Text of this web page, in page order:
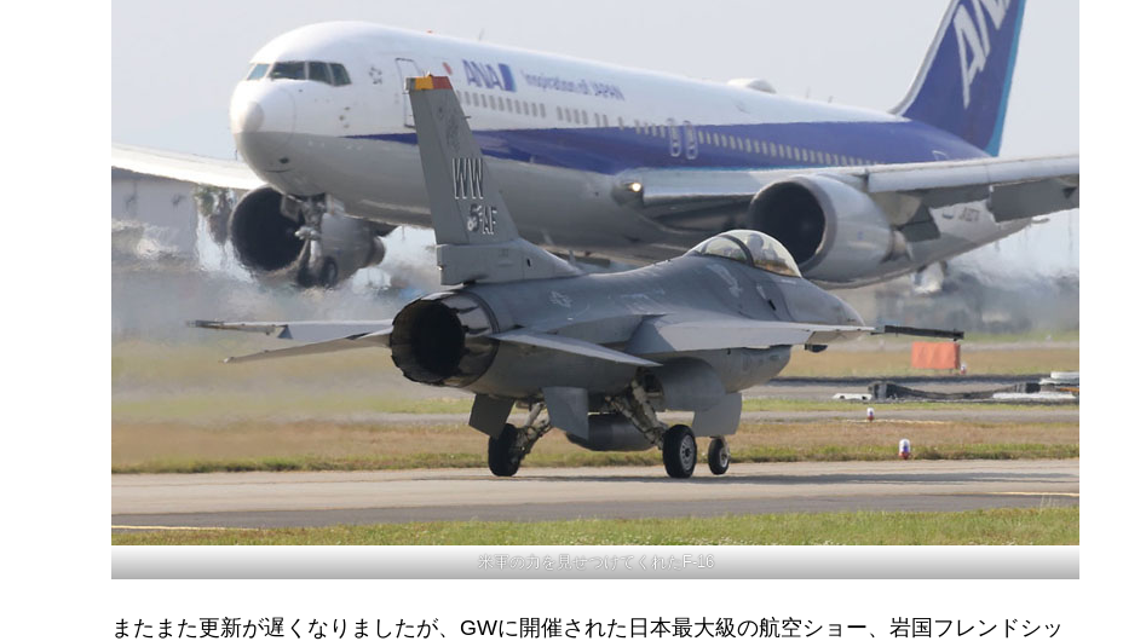
米軍の力を見せつけてくれたF-16
またまた更新が遅くなりましたが、GWに開催された日本最大級の航空ショー、岩国フレンドシッ